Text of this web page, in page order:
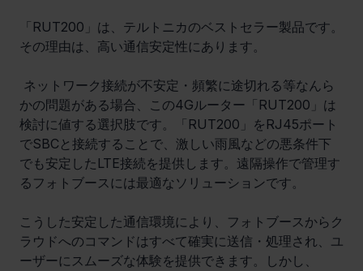
「RUT200」は、テルトニカのベストセラー製品です。
その理由は、高い通信安定性にあります。
かの問題がある場合、この4Gルーター「RUT200」は
検討に値する選択肢です。「RUT200」をRJ45ポート
でSBCと接続することで、激しい雨風などの悪条件下
でも安定したLTE接続を提供します。遠隔操作で管理す
るフォトブースには最適なソリューションです。
こうした安定した通信環境により、フォトブースからク
ラウドへのコマンドはすべて確実に送信・処理され、ユ
ーザーにスムーズな体験を提供できます。しかし、